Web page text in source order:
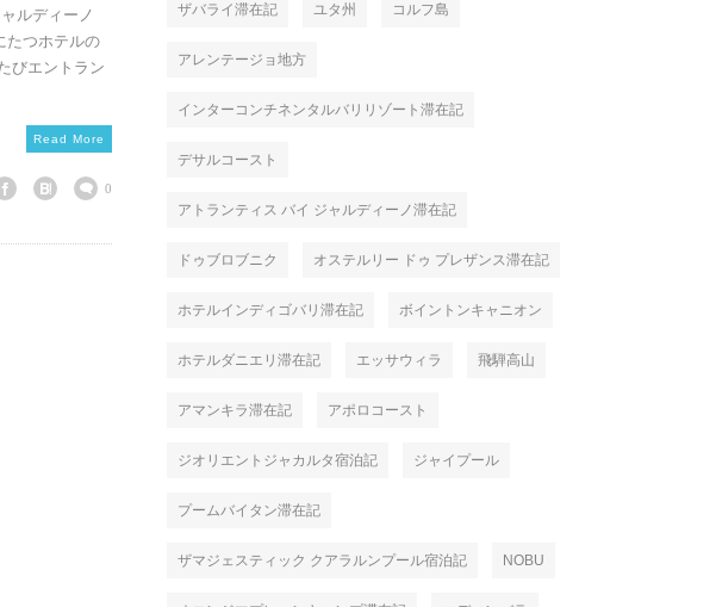
ルディーノ
たつホテルの
びエントラン
Read More
0
ザバライ滞在記 ユタ州 コルフ島
アレンテージョ地方
インターコンチネンタルバリリゾート滞在記
デサルコースト
アトランティス バイ ジャルディーノ滞在記
ドゥブロブニク オステルリー ドゥ プレザンス滞在記
ホテルインディゴバリ滞在記 ボイントンキャニオン
ホテルダニエリ滞在記 エッサウィラ 飛騨高山
アマンキラ滞在記 アポロコースト
ジオリエントジャカルタ宿泊記 ジャイプール
プームバイタン滞在記
ザマジェスティック クアラルンプール宿泊記 NOBU